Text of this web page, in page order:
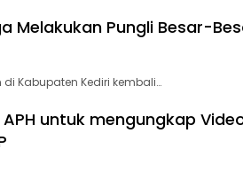
Melakukan Pungli Besar-
di Kabupaten Kediri kembali…
APH untuk mengungkap